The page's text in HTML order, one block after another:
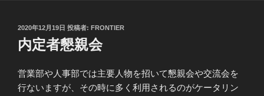
投
日:
2020年12月19日 投稿者: FRONTIER
内定者懇親会
営業部や人事部では主要人物を招いて懇親会や交流会を
行ないますが、その時に多く利用されるのがケータリン